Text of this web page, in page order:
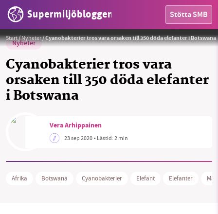
Supermiljöbloggen Stötta SMB
HEM
MILJÖFAKTA
OM OSS
Start/Nyheter/Cyanobakterier tros vara orsaken till 350 döda elefanter i Botswana
Nyheter
Cyanobakterier tros vara
orsaken till 350 döda elefanter
i Botswana
Foto:Pixabay
Vera Arhippainen
23 sep 2020• Lästid:2 min
Afrika Botswana Cyanobakterier Elefant Elefanter